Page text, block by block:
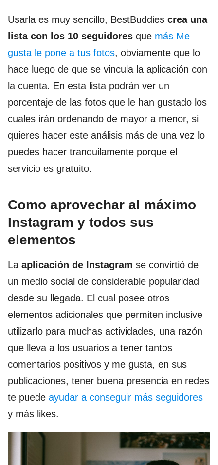
Usarla es muy sencillo, BestBuddies crea una
lista con los 10 seguidores que más Me
gusta le pone a tus fotos, obviamente que lo
hace luego de que se vincula la aplicación con
la cuenta. En esta lista podrán ver un
porcentaje de las fotos que le han gustado los
cuales irán ordenando de mayor a menor, si
quieres hacer este análisis más de una vez lo
puedes hacer tranquilamente porque el
servicio es gratuito.
Como aprovechar al máximo
Instagram y todos sus
elementos
La aplicación de Instagram se convirtió de
un medio social de considerable popularidad
desde su llegada. El cual posee otros
elementos adicionales que permiten inclusive
utilizarlo para muchas actividades, una razón
que lleva a los usuarios a tener tantos
comentarios positivos y me gusta, en sus
publicaciones, tener buena presencia en redes
te puede ayudar a conseguir más seguidores
y más likes.